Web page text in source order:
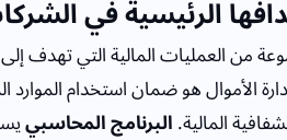
الرئيسية في
من العمليات المالية التي تهدف
الأموال هو ضمان استخدام
المالية.البرنامج المحاسبي